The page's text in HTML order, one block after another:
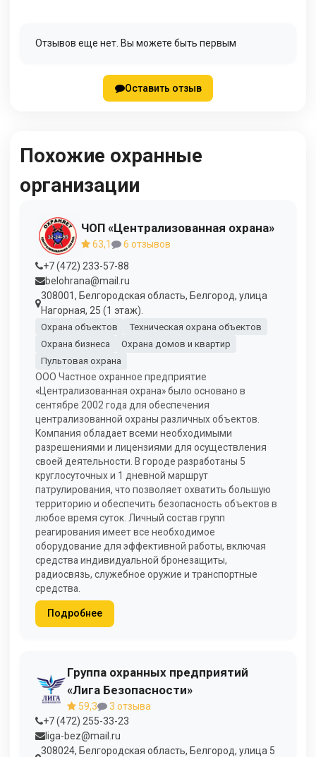
Отзывов еще нет. Вы можете быть первым
Оставить отзыв
Похожие охранные
организации
ЧОП «Централизованная охрана»
63,1
6 отзывов
+7 (472) 233-57-88
belohrana@mail.ru
308001, Белгородская область, Белгород, улица
Нагорная, 25 (1 этаж).
Охрана объектов
Техническая охрана объектов
Охрана бизнеса
Охрана домов и квартир
Пультовая охрана
ООО Частное охранное предприятие
«Централизованная охрана» было основано в
сентябре 2002 года для обеспечения
централизованной охраны различных объектов.
Компания обладает всеми необходимыми
разрешениями и лицензиями для осуществления
своей деятельности. В городе разработаны 5
круглосуточных и 1 дневной маршрут
патрулирования, что позволяет охватить большую
территорию и обеспечить безопасность объектов в
любое время суток. Личный состав групп
реагирования имеет все необходимое
оборудование для эффективной работы, включая
средства индивидуальной бронезащиты,
радиосвязь, служебное оружие и транспортные
средства.
Подробнее
Группа охранных предприятий
«Лига Безопасности»
59,3
3 отзыва
+7 (472) 255-33-23
liga-bez@mail.ru
308024, Белгородская область, Белгород, улица 5